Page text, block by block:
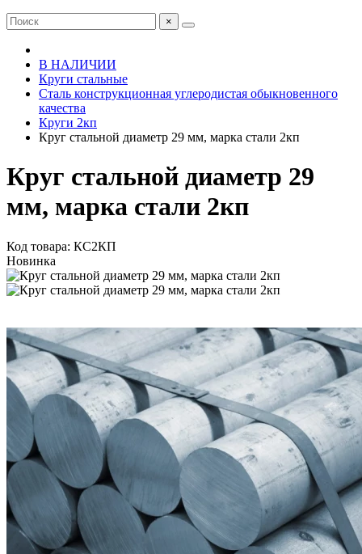
×
В НАЛИЧИИ
Круги стальные
Сталь конструкционная углеродистая обыкновенного
качества
Круги 2кп
Круг стальной диаметр 29 мм, марка стали 2кп
Круг стальной диаметр 29
мм, марка стали 2кп
Код товара: КС2КП
Новинка